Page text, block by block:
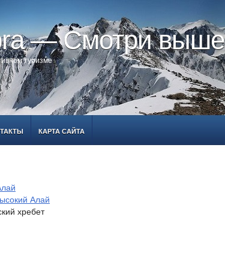
— Смотри выше
туризме
КАРТА САЙТА
Алай
хребет